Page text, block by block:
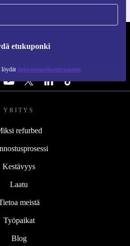
etukuponki
löydät tietosuojaselosteestamme
YRITYS
refurbed
Kestävyys
Laatu
meistä
Työpaikat
Blog